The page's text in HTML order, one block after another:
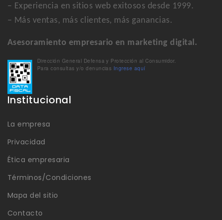
– Experiencia en sitios web exitosos desde 1999.
– Más ventas, más clientes, más ganancias.
Asesoramiento empresario en marketing digital.
Dirección General Defensa y Protección al Consumidor.
Para consultas y/o denuncias Ingrese aquí
Institucional
La empresa
Privacidad
Ética empresaria
Términos/Condiciones
Mapa del sitio
Contacto